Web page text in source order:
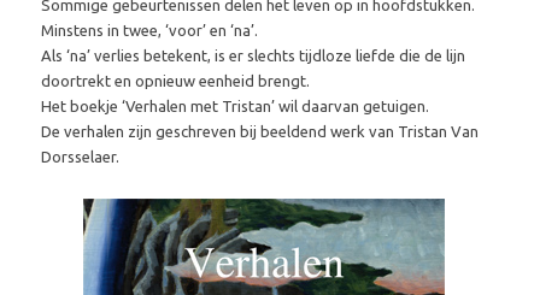
Sommige gebeurtenissen delen het leven op in hoofdstukken.
Minstens in twee, ‘voor’ en ‘na’.
Als ‘na’ verlies betekent, is er slechts tijdloze liefde die de lijn
doortrekt en opnieuw eenheid brengt.
Het boekje ‘Verhalen met Tristan’ wil daarvan getuigen.
De verhalen zijn geschreven bij beeldend werk van Tristan Van
Dorsselaer.